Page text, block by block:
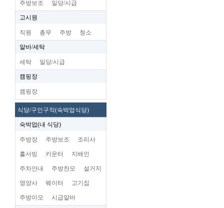
주방보조 일당/시급
고시원
직원 총무 주방 청소
알바/세탁
세탁 일당/시급
캠핑장
캠핑장
식당/구인구직(숙박업식당)
숙박업(내 식당)
주방장 주방보조 조리사
홀서빙 카운터 지배인
주차안내 주방찬모 설거지
영양사 웨이터 고기집
주방이모 시급알바